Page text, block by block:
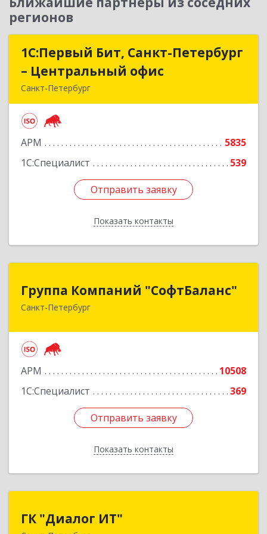
регионов
1С:Первый Бит, Санкт-Петербург
– Центральный офис
Санкт-Петербург
АРМ
5835
1С:Специалист
539
Отправить заявку
Показать контакты
1С:Первый Бит, Санкт-Петербург
– Центральный офис
Отправить заявку
Назад
Группа Компаний "СофтБаланс"
Санкт-Петербург
АРМ
10508
1С:Специалист
369
Отправить заявку
Показать контакты
Группа Компаний "СофтБаланс"
195112, Санкт-Петербург г, Заневский пр-кт,
Отправить заявку
Назад
ГК "Диалог ИТ"